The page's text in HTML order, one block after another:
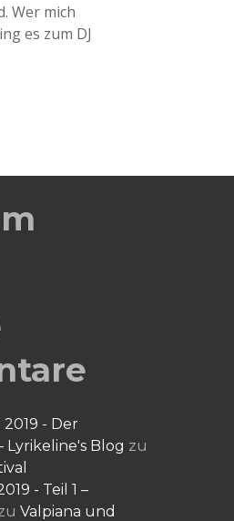
Wer mich
es zum DJ
- Der
Lyrikeline's Blog zu
- Teil 1 –
Valpiana und